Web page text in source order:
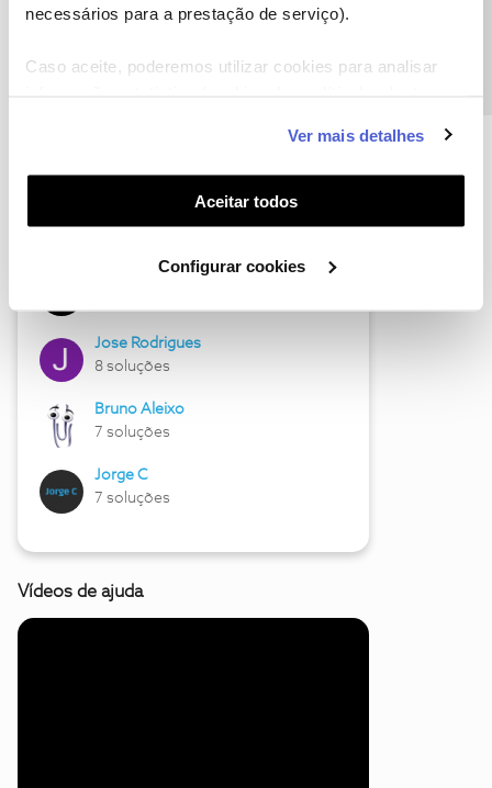
necessários para a prestação de serviço).
Caso aceite, poderemos utilizar cookies para analisar
funcionalidades (cookies de personalização e
funcionalidade) e adaptar anúncios aos seus interesses
(cookies de publicidade personalizada). Pode gerir a
utilização dos cookies clicando em "Configurar
Ver mais detalhes
Aceitar todos
Configurar cookies
Hall of Fame de junho
Jose Rodrigues
8 soluções
Bruno Aleixo
7 soluções
Jorge C
7 soluções
Vídeos de ajuda